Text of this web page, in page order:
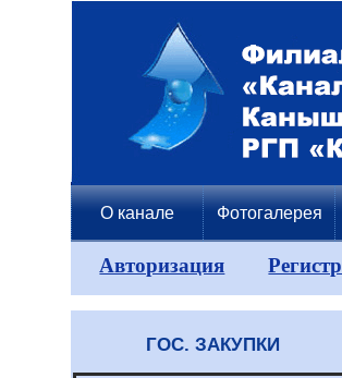
О канале Фотогалерея
Авторизация
ГОС. ЗАКУПКИ